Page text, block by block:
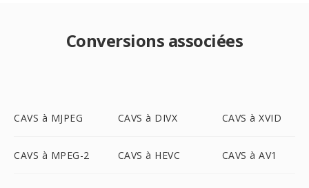
Conversions associées
CAVS à MJPEG CAVS à DIVX CAVS à XVID
CAVS à MPEG-2 CAVS à HEVC CAVS à AV1